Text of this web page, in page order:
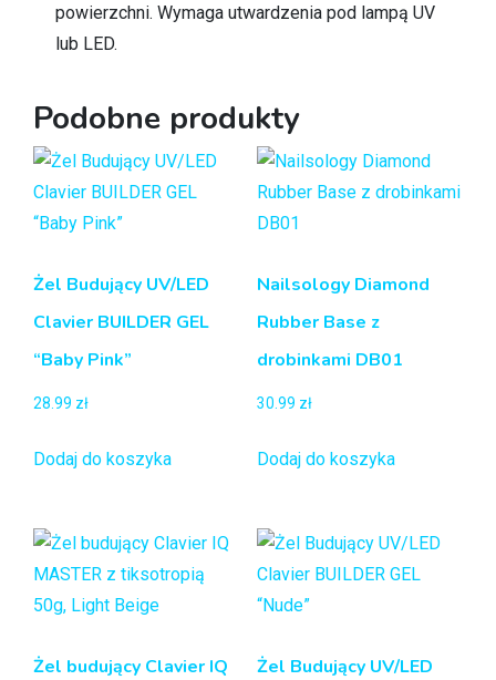
powierzchni. Wymaga utwardzenia pod lampą UV
lub LED.
Podobne produkty
Żel Budujący UV/LED
Clavier BUILDER GEL
“Baby Pink”
28.99 zł
Dodaj do koszyka
Nailsology Diamond
Rubber Base z
drobinkami DB01
30.99 zł
Dodaj do koszyka
Żel budujący Clavier IQ
Żel Budujący UV/LED